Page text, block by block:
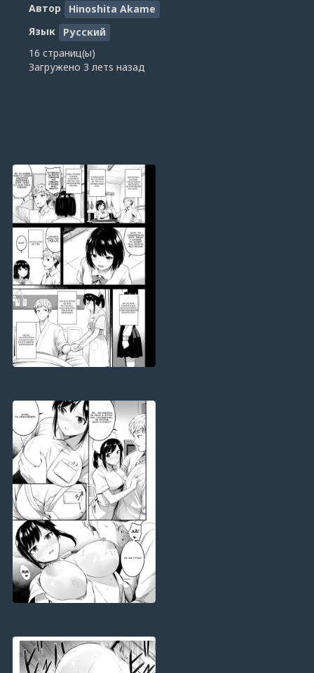
Автор
Hinoshita Akame
Язык
Русский
16 страниц(ы)
Загружено 3 летs назад